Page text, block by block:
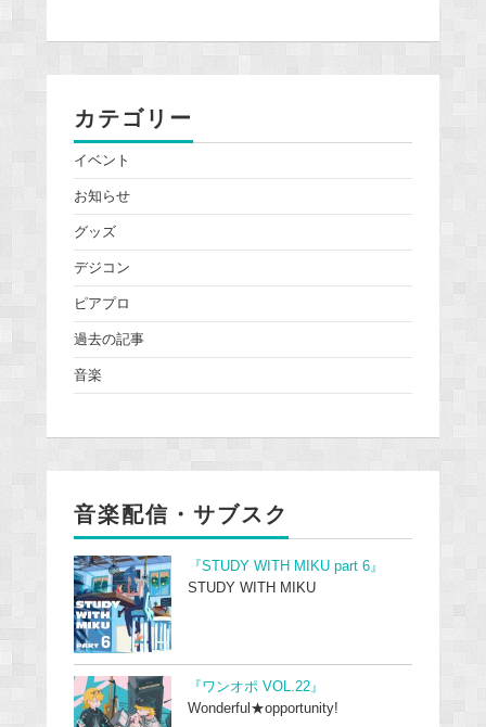
カテゴリー
イベント
お知らせ
グッズ
デジコン
ピアプロ
過去の記事
音楽
音楽配信・サブスク
『STUDY WITH MIKU part 6』
STUDY WITH MIKU
『ワンオポ VOL.22』
Wonderful★opportunity!